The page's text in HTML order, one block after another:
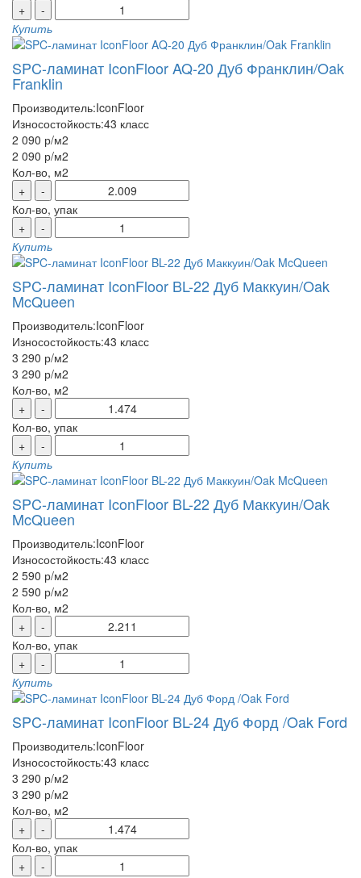
+
-
Купить
SPC-ламинат IconFloor AQ-20 Дуб Франклин/Oak
Franklin
Производитель:IconFloor
Износостойкость:43 класс
2 090 р/м2
2 090 р/м2
Кол-во, м2
+
-
Кол-во, упак
+
-
Купить
SPC-ламинат IconFloor BL-22 Дуб Маккуин/Oak
McQueen
Производитель:IconFloor
Износостойкость:43 класс
3 290 р/м2
3 290 р/м2
Кол-во, м2
+
-
Кол-во, упак
+
-
Купить
SPC-ламинат IconFloor BL-22 Дуб Маккуин/Oak
McQueen
Производитель:IconFloor
Износостойкость:43 класс
2 590 р/м2
2 590 р/м2
Кол-во, м2
+
-
Кол-во, упак
+
-
Купить
SPC-ламинат IconFloor BL-24 Дуб Форд /Oak Ford
Производитель:IconFloor
Износостойкость:43 класс
3 290 р/м2
3 290 р/м2
Кол-во, м2
+
-
Кол-во, упак
+
-